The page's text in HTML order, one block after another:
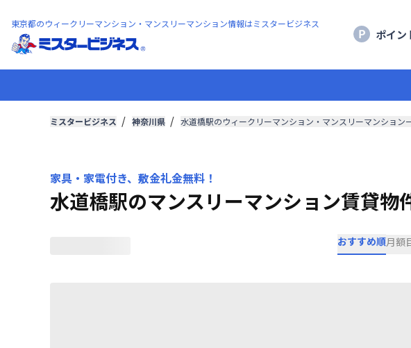
東京都のウィークリーマンション・マンスリーマンション情報はミスタービジネス
ポイン
ミスタービジネス 神奈川県 水道橋駅のウィークリーマンション・マンスリーマンション
家具・家電付き、敷金礼金無料！
水道橋駅のマンスリーマンション賃貸物
おすすめ順月額